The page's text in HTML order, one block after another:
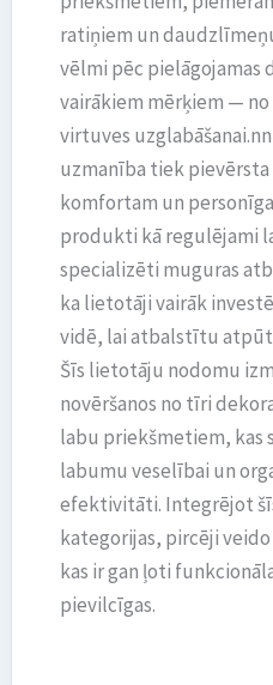
ratiņiem un
vēlmi pēc pielāgojamas
vairākiem mērķiem —
virtuves
uzmanība tiek
komfortam un
produkti kā regulējami
specializēti muguras
ka lietotāji vairāk
vidē, lai atbalstītu
Šīs lietotāju nodomu
novēršanos no tīri
labu priekšmetiem, kas
labumu veselībai un
efektivitāti. Integrējot
kategorijas, pircēji
kas ir gan ļoti
pievilcīgas.